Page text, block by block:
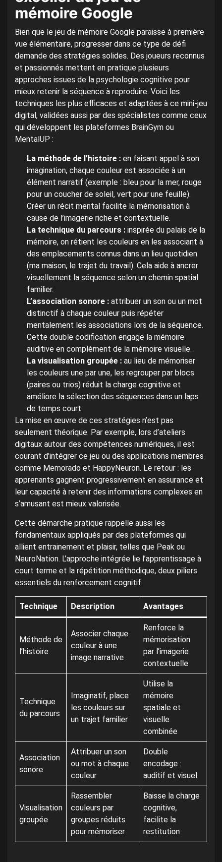
mémoire Google
Bien que le jeu de mémoire Google paraisse à première
vue élémentaire, progresser dans ce type de défi
demande des stratégies solides. Des joueurs reconnus
et passionnés mettent en pratique plusieurs
approches issues de la psychologie cognitive pour
mieux retenir la séquence à reproduire. Voici les
techniques les plus efficaces et adaptées à ce mini-jeu
digital, validées aussi par des spécialistes comme ceux
qui développent les plateformes BrainGym ou
MentalUP :
La méthode de l’histoire : en faisant appel à son
imagination, chaque couleur est associée à un
élément narratif (exemple : bleu pour la mer, rouge
pour un coucher de soleil, vert pour une feuille).
Créer un récit mental facilite la mémorisation à
cause de l’imagerie riche et contextuelle.
La technique du parcours : inspirée du palais de la
mémoire, on rétient les couleurs en les associant à
des emplacements connus dans un lieu quotidien
(ma maison, le trajet du travail). Cela aide à ancrer
visuellement la séquence selon un chemin spatial
familier.
L’association sonore : attribuer un son ou un mot
distinctif à chaque couleur puis répéter
mentalement les associations lors de la séquence.
Cette double codification engage la mémoire
auditive en complément de la mémoire visuelle.
La visualisation groupée : au lieu de mémoriser
les couleurs une par une, les regrouper par blocs
(paires ou trios) réduit la charge cognitive et
améliore la sélection des séquences dans un laps
de temps court.
La mise en œuvre de ces stratégies n’est pas
seulement théorique. Par exemple, lors d’ateliers
digitaux autour des compétences numériques, il est
courant d’intégrer ce jeu ou des applications membres
comme Memorado et HappyNeuron. Le retour : les
apprenants gagnent progressivement en assurance et
leur capacité à retenir des informations complexes en
s’amusant est mieux valorisée.
Cette démarche pratique rappelle aussi les
fondamentaux appliqués par des plateformes qui
allient entrainement et plaisir, telles que Peak ou
NeuroNation. L’approche intégrée lie l’apprentissage à
court terme et la répétition méthodique, deux piliers
essentiels du renforcement cognitif.
Technique Description Avantages
Méthode de
l’histoire
Associer chaque
couleur à une
image narrative
Renforce la
mémorisation
par l’imagerie
contextuelle
Technique
du parcours
Imaginatif, place
les couleurs sur
un trajet familier
Utilise la
mémoire
spatiale et
visuelle
combinée
Association
sonore
Attribuer un son
ou mot à chaque
couleur
Double
encodage :
auditif et visuel
Visualisation
groupée
Rassembler
couleurs par
groupes réduits
pour mémoriser
Baisse la charge
cognitive,
facilite la
restitution